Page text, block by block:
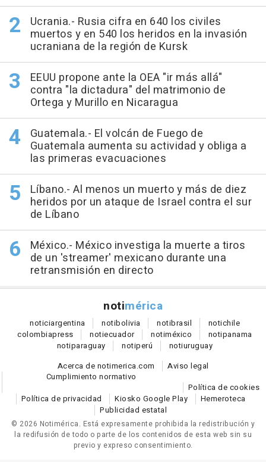
Ucrania.- Rusia cifra en 640 los civiles
muertos y en 540 los heridos en la invasión
ucraniana de la región de Kursk
EEUU propone ante la OEA "ir más allá"
contra "la dictadura" del matrimonio de
Ortega y Murillo en Nicaragua
Guatemala.- El volcán de Fuego de
Guatemala aumenta su actividad y obliga a
las primeras evacuaciones
Líbano.- Al menos un muerto y más de diez
heridos por un ataque de Israel contra el sur
de Líbano
México.- México investiga la muerte a tiros
de un 'streamer' mexicano durante una
retransmisión en directo
notimérica
noticiargentina notibolivia notibrasil notichile
colombiapress notiecuador notiméxico notipanama
notiparaguay notiperú notiuruguay
Acerca de notimerica.com
Aviso legal
Cumplimiento normativo
Política de cookies
Política de privacidad
Kiosko Google Play
Hemeroteca
Publicidad estatal
© 2026 Notimérica. Está expresamente prohibida la redistribución y
la redifusión de todo o parte de los contenidos de esta web sin su
previo y expreso consentimiento.